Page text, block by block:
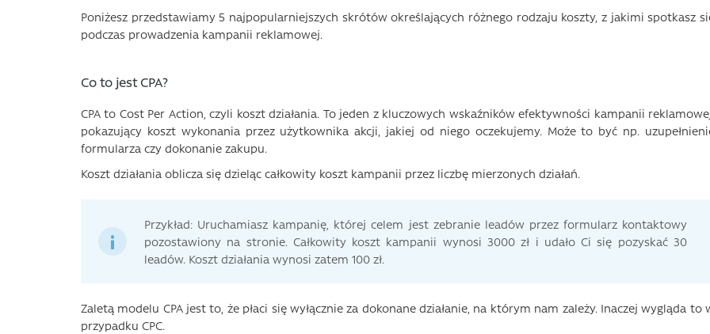
Poniżesz przedstawiamy 5 najpopularniejszych skrótów określających różnego rodzaju koszty, z jakimi spotkasz
podczas prowadzenia kampanii reklamowej.
Co to jest CPA?
CPA to Cost Per Action, czyli koszt działania. To jeden z kluczowych wskaźników efektywności kampanii
pokazujący koszt wykonania przez użytkownika akcji, jakiej od niego oczekujemy. Może to być np.
formularza czy dokonanie zakupu.
Koszt działania oblicza się dzieląc całkowity koszt kampanii przez liczbę mierzonych działań.
Przykład: Uruchamiasz kampanię, której celem jest zebranie leadów przez formularz kontaktowy
pozostawiony na stronie. Całkowity koszt kampanii wynosi 3000 zł i udało Ci się pozyskać 30
leadów. Koszt działania wynosi zatem 100 zł.
Zaletą modelu CPA jest to, że płaci się wyłącznie za dokonane działanie, na którym nam zależy. Inaczej wygląda to
przypadku CPC.